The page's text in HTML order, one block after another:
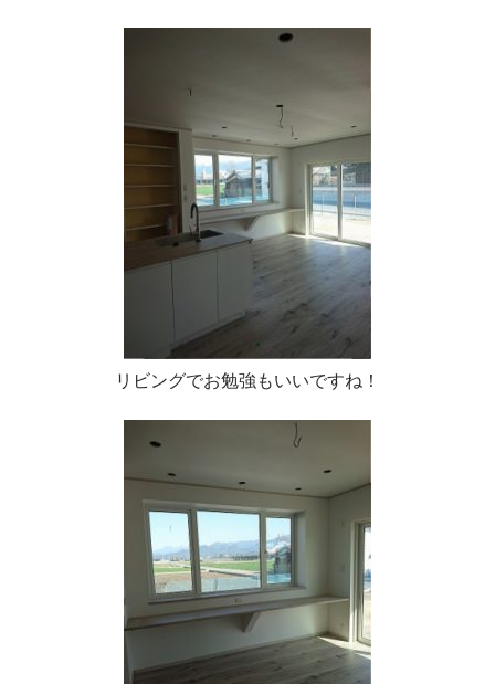
リビングでお勉強もいいですね！